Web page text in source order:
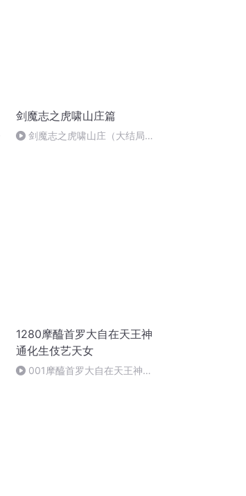
剑魔志之虎啸山庄篇
剑魔志之虎啸山庄（大结局
1280摩醯首罗大自在天王神
通化生伎艺天女
001摩醯首罗大自在天王神通